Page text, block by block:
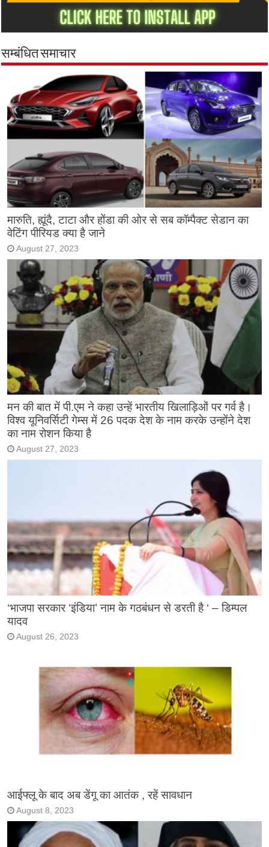
सम्बंधित समाचार
मारुति, ह्यूंदै, टाटा और होंडा की ओर से सब कॉम्पैक्ट सेडान का
वेटिंग पीरियड क्या है जाने
August 27, 2023
मन की बात में पी.एम ने कहा उन्हें भारतीय खिलाड़िओं पर गर्व है।
विश्व यूनिवर्सिटी गेम्स में 26 पदक देश के नाम करके उन्होंने देश
का नाम रोशन किया है
August 27, 2023
‘भाजपा सरकार ‘इंडिया’ नाम के गठबंधन से डरती है ‘ – डिम्पल
यादव
August 26, 2023
आईफ्लू के बाद अब डेंगू का आतंक , रहें सावधान
August 8, 2023